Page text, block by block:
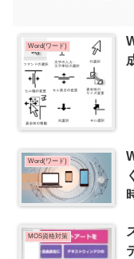
Word(ワード)
Word(ワード)
MOS資格対策